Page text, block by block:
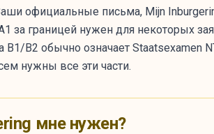
официальные письма, Mijn
за границей нужен для некоторых
B2 обычно означает Staatsexamen
нужны все эти части.
мне нужен?